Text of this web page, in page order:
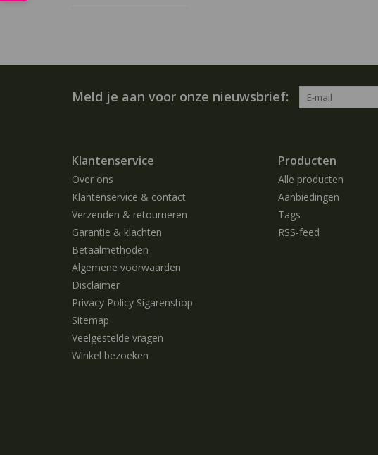
Meld je aan voor onze nieuwsbrief:
Klantenservice
Over ons
Klantenservice & contact
Verzenden & retourneren
Garantie & klachten
Betaalmethoden
Algemene voorwaarden
Disclaimer
Privacy Policy Sigarenshop
Sitemap
Veelgestelde vragen
Winkel bezoeken
Producten
Alle producten
Aanbiedingen
Tags
RSS-feed